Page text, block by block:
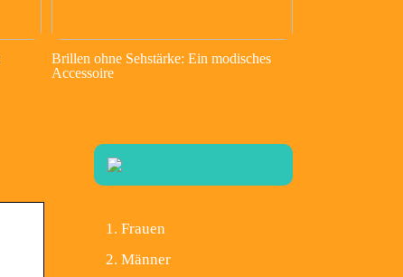
Brillen ohne Sehstärke: Ein modisches
Accessoire
Frauen
Männer